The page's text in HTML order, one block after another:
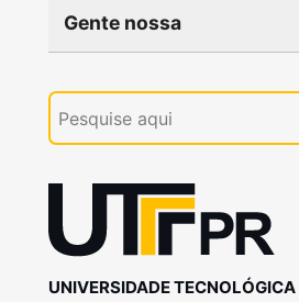
Gente nossa
UNIVERSIDADE